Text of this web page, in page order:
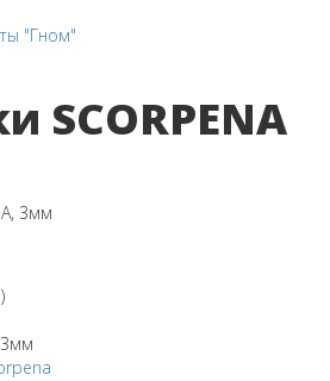
"Гном"
SCORPENA
3мм